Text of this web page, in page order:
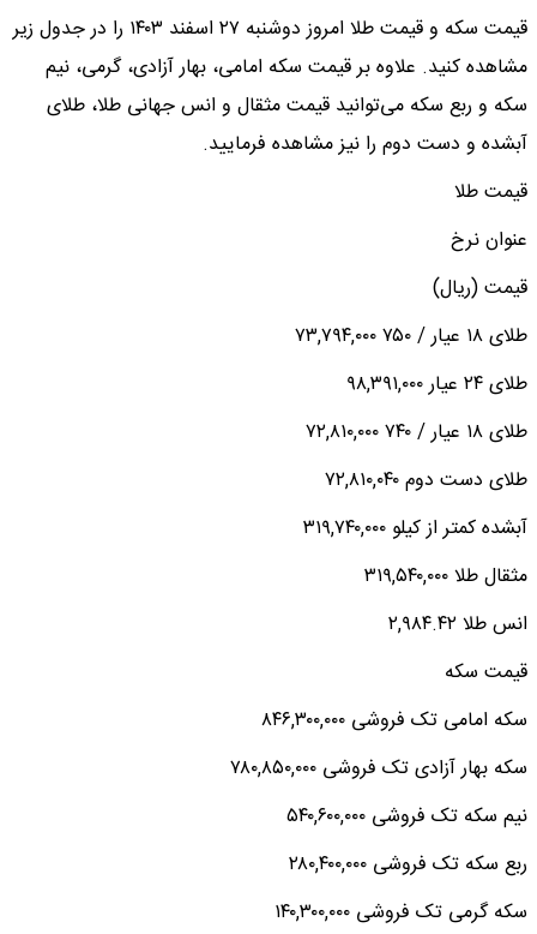
قیمت سکه و قیمت طلا امروز دوشنبه ۲۷ اسفند ۱۴۰۳ را در جدول زیر
مشاهده کنید. علاوه بر قیمت سکه امامی، بهار آزادی، گرمی، نیم
سکه و ربع سکه می‌توانید قیمت مثقال و انس جهانی طلا، طلای
آبشده و دست دوم را نیز مشاهده فرمایید.
قیمت طلا
عنوان نرخ
قیمت (ریال)
طلای ۱۸ عیار / ۷۵۰ ۷۳,۷۹۴,۰۰۰
طلای ۲۴ عیار ۹۸,۳۹۱,۰۰۰
طلای ۱۸ عیار / ۷۴۰ ۷۲,۸۱۰,۰۰۰
طلای دست دوم ۷۲,۸۱۰,۰۴۰
آبشده کمتر از کیلو ۳۱۹,۷۴۰,۰۰۰
مثقال طلا ۳۱۹,۵۴۰,۰۰۰
انس طلا ۲,۹۸۴.۴۲
قیمت سکه
سکه امامی تک فروشی ۸۴۶,۳۰۰,۰۰۰
سکه بهار آزادی تک فروشی ۷۸۰,۸۵۰,۰۰۰
نیم سکه تک فروشی ۵۴۰,۶۰۰,۰۰۰
ربع سکه تک فروشی ۲۸۰,۴۰۰,۰۰۰
سکه گرمی تک فروشی ۱۴۰,۳۰۰,۰۰۰